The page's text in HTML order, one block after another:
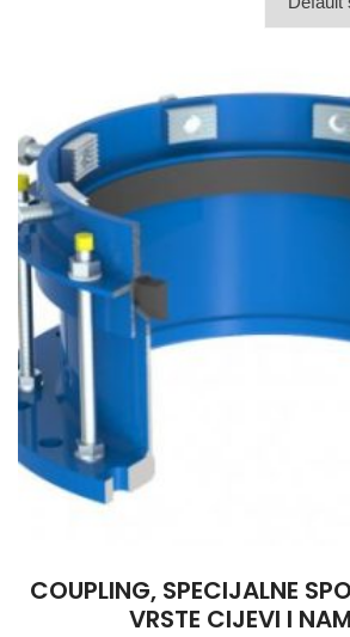
COUPLING, SPECIJALNE
VRSTE CIJEVI I